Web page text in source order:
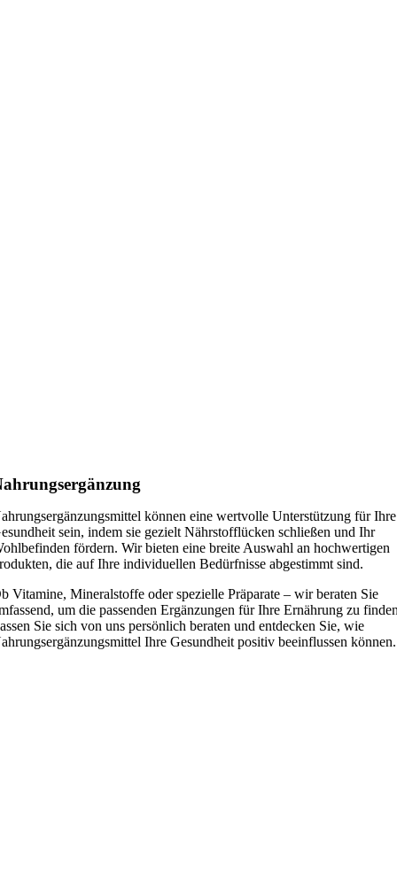
können eine wertvolle Unterstützung für Ihre
sein, indem sie gezielt Nährstofflücken schließen und Ihr
fördern. Wir bieten eine breite Auswahl an hochwertigen
die auf Ihre individuellen Bedürfnisse abgestimmt sind.
Vitamine, Mineralstoffe oder spezielle Präparate – wir beraten Sie
um die passenden Ergänzungen für Ihre Ernährung zu
Sie sich von uns persönlich beraten und entdecken Sie, wie
Ihre Gesundheit positiv beeinflussen können.